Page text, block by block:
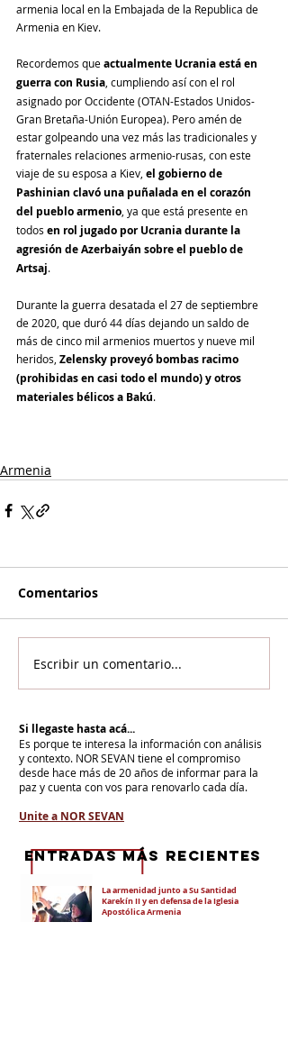
armenia local en la Embajada de la Republica de
Armenia en Kiev.
Recordemos que actualmente Ucrania está en
guerra con Rusia , cumpliendo así con el rol
asignado por Occidente (OTAN-Estados Unidos-
Gran Bretaña-Unión Europea). Pero amén de
estar golpeando una vez más las tradicionales y
fraternales relaciones armenio-rusas, con este
viaje de su esposa a Kiev, el gobierno de
Pashinian clavó una puñalada en el corazón
del pueblo armenio , ya que está presente en
todos en rol jugado por Ucrania durante la
agresión de Azerbaiyán sobre el pueblo de
Artsaj.
Durante la guerra desatada el 27 de septiembre
de 2020, que duró 44 días dejando un saldo de
más de cinco mil armenios muertos y nueve mil
heridos, Zelensky proveyó bombas racimo
(prohibidas en casi todo el mundo) y otros
materiales bélicos a Bakú.
Armenia
Comentarios
Escribir un comentario...
Si llegaste hasta acá...
Es porque te interesa la información con análisis
y contexto. NOR SEVAN tiene el compromiso
desde hace más de 20 años de informar para la
paz y cuenta con vos para renovarlo cada día.
Unite a NOR SEVAN
La armenidad junto a Su Santidad
Karekín II y en defensa de la Iglesia
Apostólica Armenia
eNTRADAS MÁS RECIENTES